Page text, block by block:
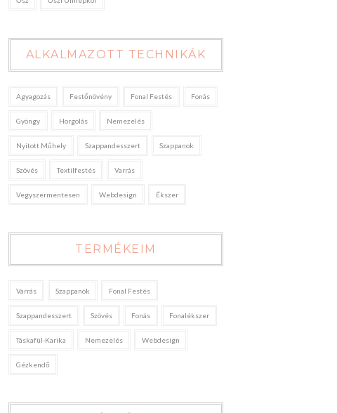
ALKALMAZOTT TECHNIKÁK
Agyagozás Festőnövény Fonal Festés Fonás
Gyöngy Horgolás Nemezelés
Nyitott Műhely Szappandesszert Szappanok
Szövés Textilfestés Varrás
Vegyszermentesen Webdesign Ékszer
TERMÉKEIM
Varrás Szappanok Fonal Festés
Szappandesszert Szövés Fonás Fonalékszer
Táskafül-Karika Nemezelés Webdesign
Gézkendő